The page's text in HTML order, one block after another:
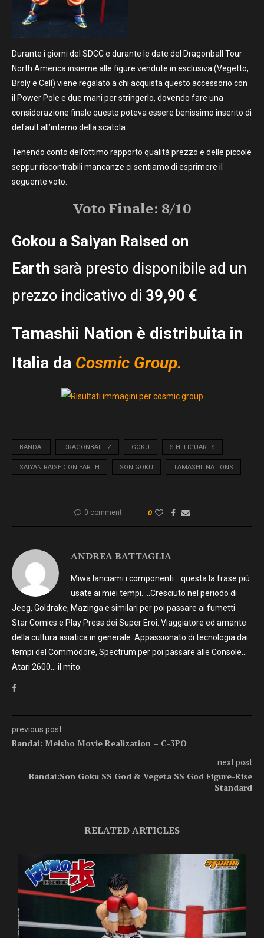
Durante i giorni del SDCC e durante le date del Dragonball Tour
North America insieme alle figure vendute in esclusiva (Vegetto,
Broly e Cell) viene regalato a chi acquista questo accessorio con
il Power Pole e due mani per stringerlo, dovendo fare una
considerazione finale questo poteva essere benissimo inserito di
default all’interno della scatola.
Tenendo conto dell’ottimo rapporto qualità prezzo e delle piccole
seppur riscontrabili mancanze ci sentiamo di esprimere il
seguente voto.
Voto Finale: 8/10
Gokou a Saiyan Raised on
Earth sarà presto disponibile ad un
prezzo indicativo di 39,90 €
Tamashii Nation è distribuita in
Italia da Cosmic Group.
BANDAI DRAGONBALL Z GOKU S.H. FIGUARTS
SAIYAN RAISED ON EARTH SON GOKU TAMASHII NATIONS
0 comment 0
ANDREA BATTAGLIA
Miwa lanciami i componenti….questa la frase più
usate ai miei tempi. …Cresciuto nel periodo di
Jeeg, Goldrake, Mazinga e similari per poi passare ai fumetti
Star Comics e Play Press dei Super Eroi. Viaggiatore ed amante
della cultura asiatica in generale. Appassionato di tecnologia dai
tempi del Commodore, Spectrum per poi passare alle Console…
Atari 2600… il mito.
previous post
Bandai: Meisho Movie Realization – C-3PO
next post
Bandai:Son Goku SS God & Vegeta SS God Figure-Rise
Standard
RELATED ARTICLES